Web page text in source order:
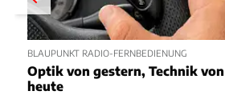
BLAUPUNKT RADIO-FERNBEDIENUNG
Optik von gestern, Technik von
heute